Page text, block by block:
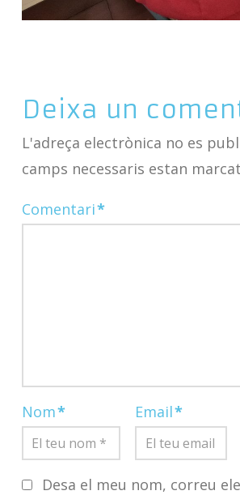
Deixa un
L'adreça electrònica no es
camps necessaris estan
Comentari*
Nom* Email*
Desa el meu nom, correu